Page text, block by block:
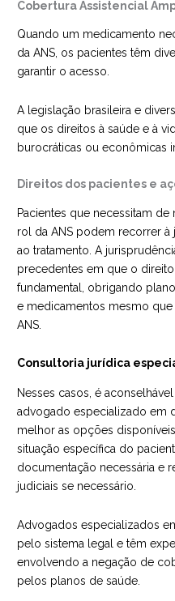
Cobertura Assistencial
Quando um medicamento
da ANS, os pacientes têm
garantir o acesso.
A legislação brasileira e
que os direitos à saúde e à
burocráticas ou econômicas
Direitos dos pacientes e
Pacientes que necessitam
rol da ANS podem recorrer à
ao tratamento. A
precedentes em que o
fundamental, obrigando
e medicamentos mesmo
ANS.
Consultoria jurídica
Nesses casos, é
advogado especializado em
melhor as opções
situação específica do
documentação necessária e
judiciais se necessário.
Advogados especializados
pelo sistema legal e têm
envolvendo a negação de
pelos planos de saúde.